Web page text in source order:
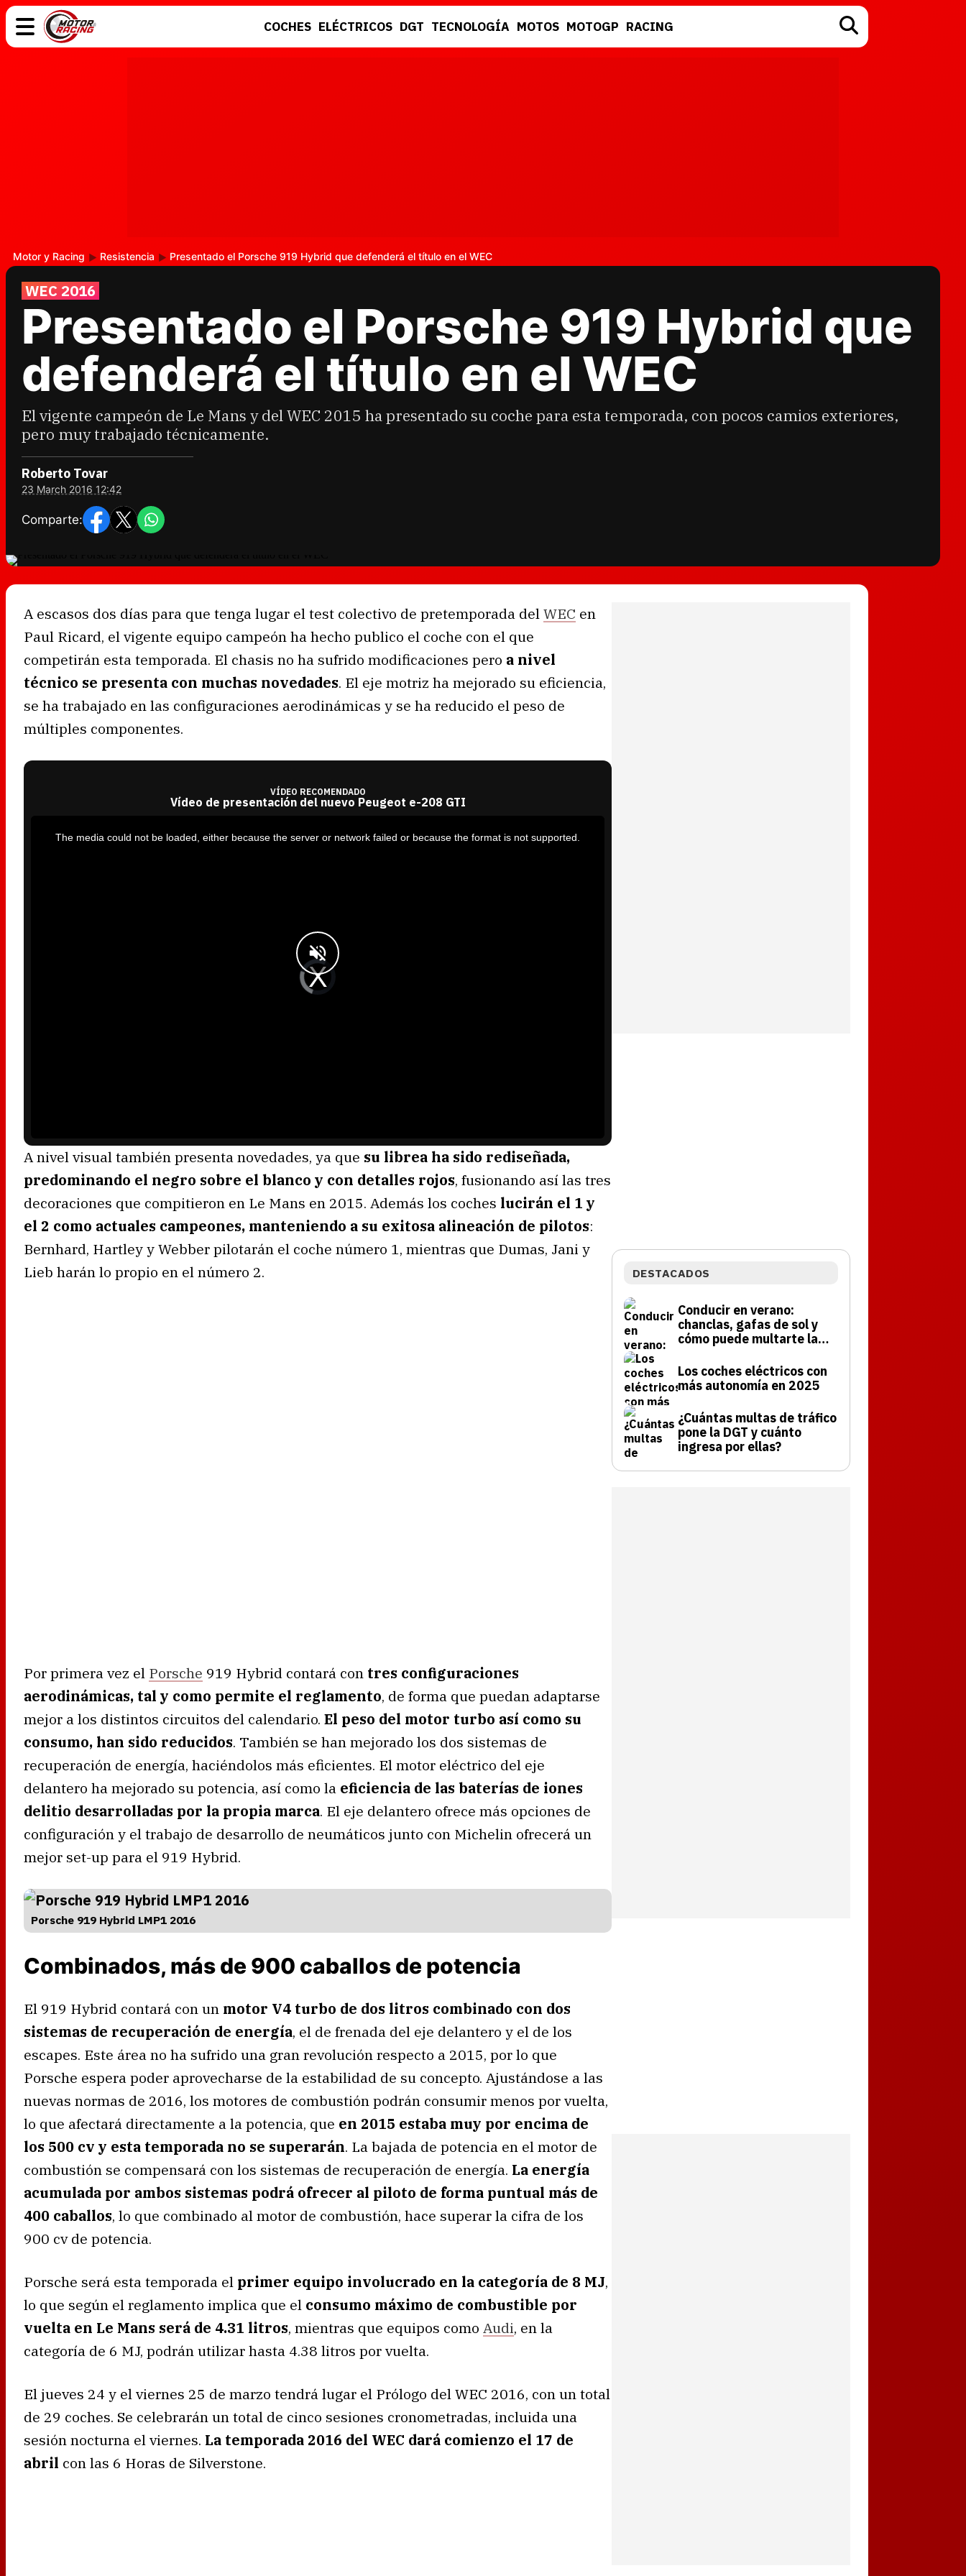
COCHES ELÉCTRICOS DGT TECNOLOGÍA MOTOS MOTOGP RACING
Motor y Racing Resistencia Presentado el Porsche 919 Hybrid que defenderá el título en el WEC
WEC 2016
Presentado el Porsche 919 Hybrid que
defenderá el título en el WEC
El vigente campeón de Le Mans y del WEC 2015 ha presentado su coche para esta temporada, con pocos camios exteriores,
pero muy trabajado técnicamente.
Roberto Tovar
23 March 2016 12:42
Comparte:
A escasos dos días para que tenga lugar el test colectivo de pretemporada del WEC en
Paul Ricard, el vigente equipo campeón ha hecho publico el coche con el que
competirán esta temporada. El chasis no ha sufrido modificaciones pero a nivel
técnico se presenta con muchas novedades. El eje motriz ha mejorado su eficiencia,
se ha trabajado en las configuraciones aerodinámicas y se ha reducido el peso de
múltiples componentes.
VÍDEO RECOMENDADO
Vídeo de presentación del nuevo Peugeot e-208 GTI
V
i
d
e
The media could not be loaded, either because the server or network failed or because the format is not supported.
A nivel visual también presenta novedades, ya que su librea ha sido rediseñada,
predominando el negro sobre el blanco y con detalles rojos, fusionando así las tres
decoraciones que compitieron en Le Mans en 2015. Además los coches lucirán el 1 y
el 2 como actuales campeones, manteniendo a su exitosa alineación de pilotos:
Bernhard, Hartley y Webber pilotarán el coche número 1, mientras que Dumas, Jani y
Lieb harán lo propio en el número 2.
Por primera vez el Porsche 919 Hybrid contará con tres configuraciones
aerodinámicas, tal y como permite el reglamento, de forma que puedan adaptarse
mejor a los distintos circuitos del calendario. El peso del motor turbo así como su
consumo, han sido reducidos. También se han mejorado los dos sistemas de
recuperación de energía, haciéndolos más eficientes. El motor eléctrico del eje
delantero ha mejorado su potencia, así como la eficiencia de las baterías de iones
delitio desarrolladas por la propia marca. El eje delantero ofrece más opciones de
configuración y el trabajo de desarrollo de neumáticos junto con Michelin ofrecerá un
mejor set-up para el 919 Hybrid.
Porsche 919 Hybrid LMP1 2016
Combinados, más de 900 caballos de potencia
El 919 Hybrid contará con un motor V4 turbo de dos litros combinado con dos
sistemas de recuperación de energía, el de frenada del eje delantero y el de los
escapes. Este área no ha sufrido una gran revolución respecto a 2015, por lo que
Porsche espera poder aprovecharse de la estabilidad de su concepto. Ajustándose a las
nuevas normas de 2016, los motores de combustión podrán consumir menos por vuelta,
lo que afectará directamente a la potencia, que en 2015 estaba muy por encima de
los 500 cv y esta temporada no se superarán. La bajada de potencia en el motor de
combustión se compensará con los sistemas de recuperación de energía. La energía
acumulada por ambos sistemas podrá ofrecer al piloto de forma puntual más de
400 caballos, lo que combinado al motor de combustión, hace superar la cifra de los
900 cv de potencia.
Porsche será esta temporada el primer equipo involucrado en la categoría de 8 MJ,
lo que según el reglamento implica que el consumo máximo de combustible por
vuelta en Le Mans será de 4.31 litros, mientras que equipos como Audi, en la
categoría de 6 MJ, podrán utilizar hasta 4.38 litros por vuelta.
El jueves 24 y el viernes 25 de marzo tendrá lugar el Prólogo del WEC 2016, con un total
de 29 coches. Se celebrarán un total de cinco sesiones cronometradas, incluida una
sesión nocturna el viernes. La temporada 2016 del WEC dará comienzo el 17 de
abril con las 6 Horas de Silverstone.
DESTACADOS
Conducir en verano:
chanclas, gafas de sol y
cómo puede multarte la
Los coches eléctricos con
más autonomía en 2025
¿Cuántas multas de tráfico
pone la DGT y cuánto
ingresa por ellas?